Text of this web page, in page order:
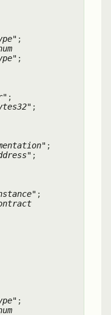
;
;
;
;
;
;
;
;